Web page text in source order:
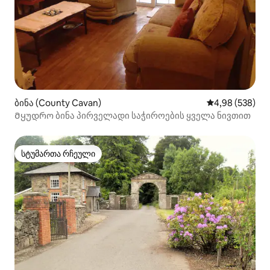
ბინა (County Cavan) საშუალო
4,98 (538)
Მყუდრო ბინა პირველადი საჭიროების ყველა ნივთით
სტუმართა რჩეული
სტუმართა რჩეული